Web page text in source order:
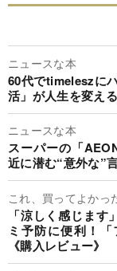
ニュースな本
60代でtimeleszに
活」が人生を変え
ニュースな本
スーパーの「
近に潜む“意外な”言
これ、買ってよかっ
「涼しく感じま
ミ予防に便利！
《購入レビュー》